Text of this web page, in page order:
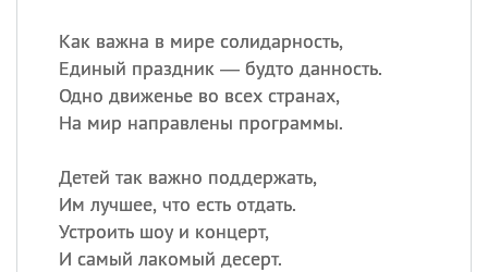
Как важна в мире солидарность,
Единый праздник — будто данность.
Одно движенье во всех странах,
На мир направлены программы.
Детей так важно поддержать,
Им лучшее, что есть отдать.
Устроить шоу и концерт,
И самый лакомый десерт.